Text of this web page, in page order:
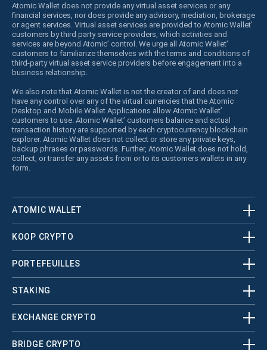
Atomic Wallet does not provide any virtual asset services or any
financial services, nor does provide any advisory, mediation, brokerage
or agent services. Virtual asset services are provided to Atomic Wallet’
customers by third party service providers, which activities and
services are beyond Atomic’ control. We urge all Atomic Wallet’
customers to familiarize themselves with the terms and conditions of
third-party virtual asset service providers before engagement into a
business relationship.
We also note that Atomic Wallet is not the creator of and does not
have any control over any of the virtual currencies that the Atomic
Desktop and Mobile Wallet Applications allow Atomic Wallet’
customers to use. Atomic Wallet’ customers balance and actual
transaction history are supported by each cryptocurrency blockchain
explorer. Atomic Wallet does not collect or store any private keys,
backup phrases or passwords. Further, Atomic Wallet does not hold,
collect, or transfer any assets from or to its customers wallets in any
form.
ATOMIC WALLET
KOOP CRYPTO
PORTEFEUILLES
STAKING
EXCHANGE CRYPTO
BRIDGE CRYPTO